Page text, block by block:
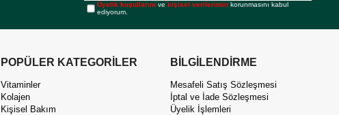
Üyelik koşullarını vekişisel verilerimin korunmasını kabul
ediyorum.
POPÜLER KATEGORİLER
Vitaminler
Kolajen
Kişisel Bakım
BİLGİLENDİRME
Mesafeli Satış Sözleşmesi
İptal ve İade Sözleşmesi
Üyelik İşlemleri